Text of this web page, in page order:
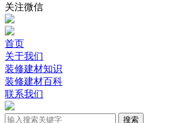
关注微信
首页
关于我们
装修建材知识
装修建材百科
联系我们